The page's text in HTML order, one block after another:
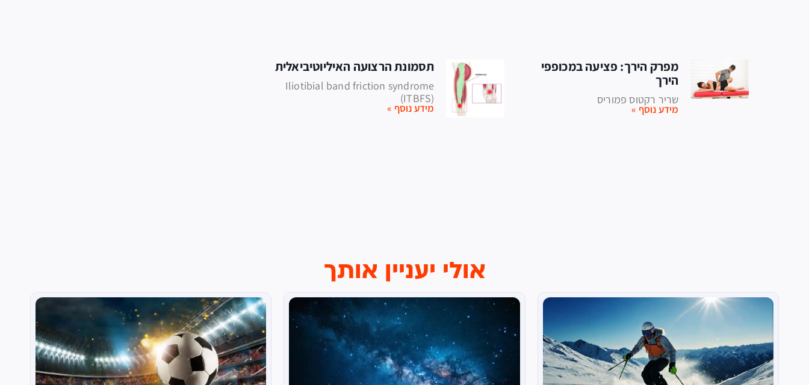
מפרק הירך: פציעה במכופפי
הירך
שריר רקטוס פמוריס
מידע נוסף »
תסמונת הרצועה האיליוטיביאלית
Iliotibial band friction syndrome
(ITBFS)
מידע נוסף »
אולי יעניין אותך